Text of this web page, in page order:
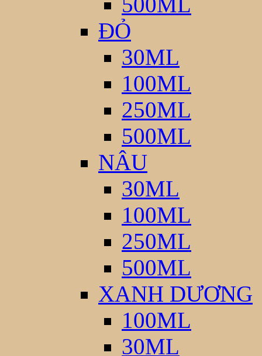
ĐỎ
30ML
100ML
250ML
500ML
NÂU
30ML
100ML
250ML
500ML
XANH DƯƠNG
100ML
30ML